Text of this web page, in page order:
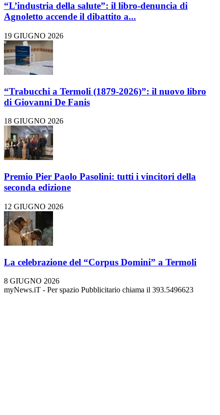
“L’industria della salute”: il libro-denuncia di
Agnoletto accende il dibattito a...
19 GIUGNO 2026
“Trabucchi a Termoli (1879-2026)”: il nuovo libro
di Giovanni De Fanis
18 GIUGNO 2026
Premio Pier Paolo Pasolini: tutti i vincitori della
seconda edizione
12 GIUGNO 2026
La celebrazione del “Corpus Domini” a Termoli
8 GIUGNO 2026
myNews.iT - Per spazio Pubblicitario chiama il 393.5496623